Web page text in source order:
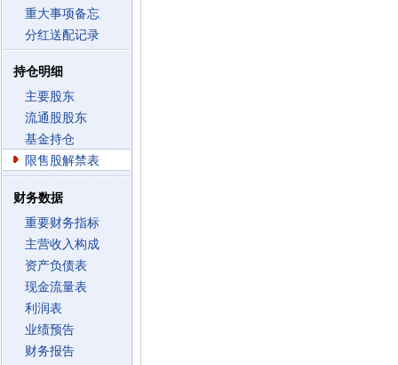
重大事项备忘
分红送配记录
持仓明细
主要股东
流通股股东
基金持仓
限售股解禁表
财务数据
重要财务指标
主营收入构成
资产负债表
现金流量表
利润表
业绩预告
财务报告